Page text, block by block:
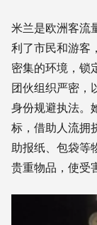
米兰是欧洲客流
利了市民和游客
密集的环境，锁
团伙组织严密，
身份规避执法。
标，借助人流拥
助报纸、包袋等
贵重物品，使受